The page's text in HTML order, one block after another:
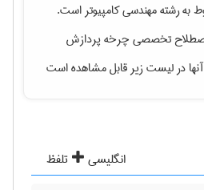
به رشتهمهندسی كامپيوتراست.
اصطلاح تخصصیچرخه پردازش
در لیست زیر قابل مشاهده است
انگلیسی
تلفظ